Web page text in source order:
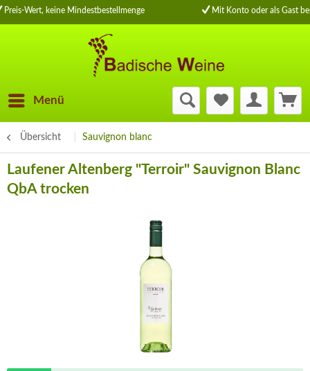
Preis-Wert, keine Mindestbestellmenge Mit Konto oder als Gast
Menü
Übersicht Sauvignon blanc
Laufener Altenberg "Terroir" Sauvignon Blanc
QbA trocken